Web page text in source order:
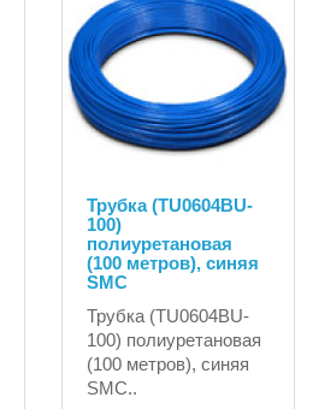
Трубка (TU0604BU-
100)
полиуретановая
(100 метров), синяя
SMC
Трубка (TU0604BU-
100) полиуретановая
(100 метров), синяя
SMC..